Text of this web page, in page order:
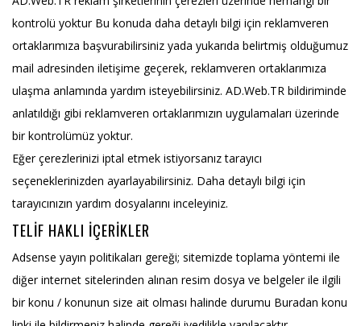
kontrolü yoktur Bu konuda daha detaylı bilgi için reklamveren
ortaklarımıza başvurabilirsiniz yada yukarıda belirtmiş olduğumuz
mail adresinden iletişime geçerek, reklamveren ortaklarımıza
ulaşma anlamında yardım isteyebilirsiniz. AD.Web.TR bildiriminde
anlatıldığı gibi reklamveren ortaklarımızın uygulamaları üzerinde
bir kontrolümüz yoktur.
Eğer çerezlerinizi iptal etmek istiyorsanız tarayıcı
seçeneklerinizden ayarlayabilirsiniz. Daha detaylı bilgi için
tarayıcınızın yardım dosyalarını inceleyiniz.
TELIF HAKLI İÇERIKLER
Adsense yayın politikaları gereği; sitemizde toplama yöntemi ile
diğer internet sitelerinden alınan resim dosya ve belgeler ile ilgili
bir konu / konunun size ait olması halinde durumu Buradan konu